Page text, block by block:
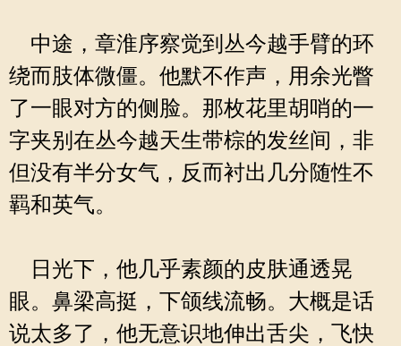
中途，章淮序察觉到丛今越手臂的环
绕而肢体微僵。他默不作声，用余光瞥
了一眼对方的侧脸。那枚花里胡哨的一
字夹别在丛今越天生带棕的发丝间，非
但没有半分女气，反而衬出几分随性不
羁和英气。
日光下，他几乎素颜的皮肤通透晃
眼。鼻梁高挺，下颌线流畅。大概是话
说太多了，他无意识地伸出舌尖，飞快